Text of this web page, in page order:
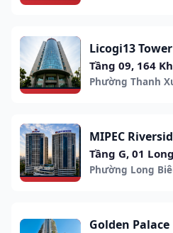
Licogi13 Tower
Tầng 09, 164
Phường Thanh
MIPEC
Tầng G, 01
Phường Long
Golden Palace